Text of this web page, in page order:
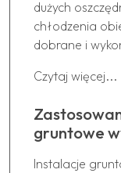
dużych
chłodzenia
dobrane i
Czytaj więcej...
gruntowe
Instalacje